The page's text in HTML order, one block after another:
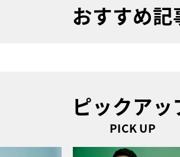
おすすめ記
ピックアッ
PICK UP